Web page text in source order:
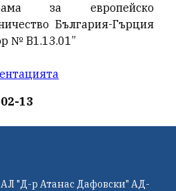
за европейско
България-Гърция
№ В1.13.01”
13
"Д-р Атанас Дафовски" АД-